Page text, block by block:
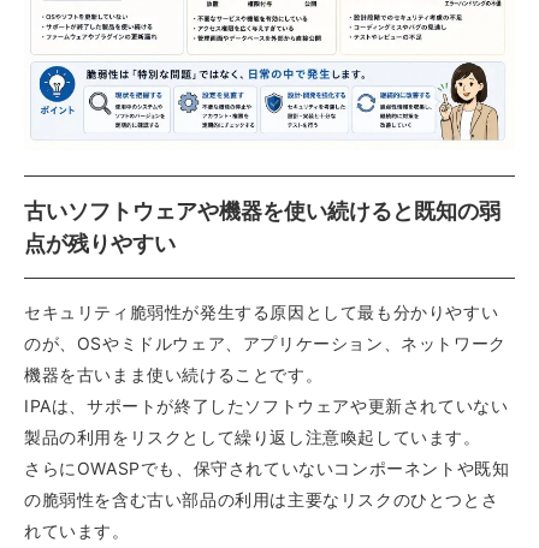
古いソフトウェアや機器を使い続けると既知の弱
点が残りやすい
セキュリティ脆弱性が発生する原因として最も分かりやすい
のが、OSやミドルウェア、アプリケーション、ネットワーク
機器を古いまま使い続けることです。
IPAは、サポートが終了したソフトウェアや更新されていない
製品の利用をリスクとして繰り返し注意喚起しています。
さらにOWASPでも、保守されていないコンポーネントや既知
の脆弱性を含む古い部品の利用は主要なリスクのひとつとさ
れています。